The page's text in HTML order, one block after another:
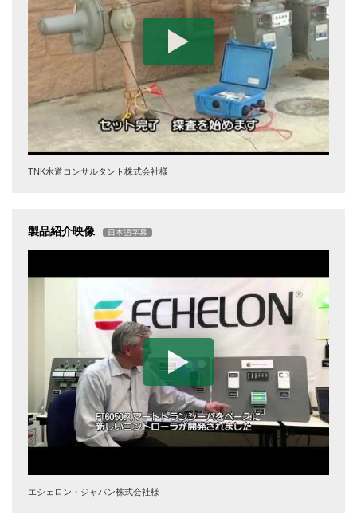
TNK水道コンサルタント株式会社様
製品紹介映像 日本語字幕
エシェロン・ジャパン株式会社様